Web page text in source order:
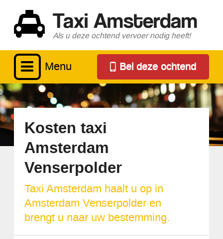
Taxi Amsterdam
Als u deze ochtend vervoer nodig heeft!
Menu Bel deze ochtend
Kosten taxi
Amsterdam
Venserpolder
Taxi Amsterdam haalt u op in
Amsterdam Venserpolder en
brengt u naar uw bestemming.